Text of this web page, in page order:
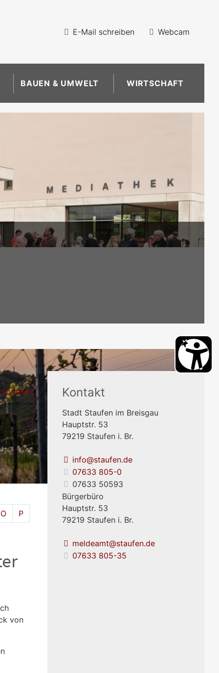
E-Mail schreiben Webcam
BAUEN & UMWELT WIRTSCHAFT
Vorlesen
O
P
von
Kontakt
Stadt Staufen im Breisgau
Hauptstr. 53
79219 Staufen i. Br.
info@staufen.de
07633 805-0
07633 50593
Bürgerbüro
Hauptstr. 53
79219 Staufen i. Br.
meldeamt@staufen.de
07633 805-35